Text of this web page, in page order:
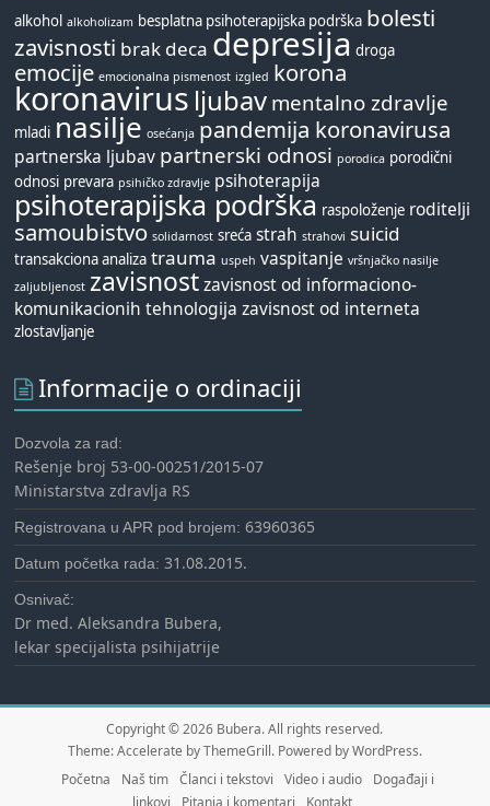
alkohol alkoholizam besplatna psihoterapijska podrška bolesti
zavisnosti brak deca depresija droga
emocije emocionalna pismenost izgled korona
koronavirus ljubav mentalno zdravlje
mladi nasilje osećanja pandemija koronavirusa
partnerska ljubav partnerski odnosi porodica porodični
odnosi prevara psihičko zdravlje psihoterapija
psihoterapijska podrška raspoloženje roditelji
samoubistvo solidarnost sreća strah strahovi suicid
transakciona analiza trauma uspeh vaspitanje vršnjačko nasilje
zaljubljenost zavisnost zavisnost od informaciono-
komunikacionih tehnologija zavisnost od interneta
zlostavljanje
Informacije o ordinaciji
Dozvola za rad:
Rešenje broj 53-00-00251/2015-07
Ministarstva zdravlja RS
Registrovana u APR pod brojem:63960365
Datum početka rada:31.08.2015.
Osnivač:
Dr med. Aleksandra Bubera,
lekar specijalista psihijatrije
Copyright © 2026 Bubera. All rights reserved.
Theme:Accelerate by ThemeGrill. Powered byWordPress.
Početna
Naš tim Članci i tekstovi Video i audio
Događaji i
linkovi
Pitanja i komentari Kontakt